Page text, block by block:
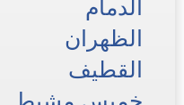
الظهران
القطيف